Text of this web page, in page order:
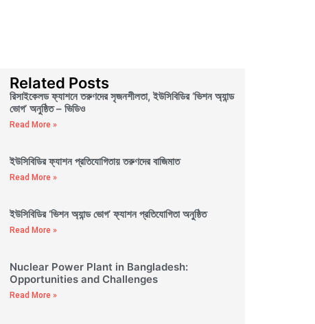
Related Posts
রিসাইকেলড ফ্যাশনে তরুণদের সৃজনশীলতা, ইউসিবিডির ‘ভিশন অ্যান্ড
ভোগ’ অনুষ্ঠিত – ভিডিও
Read More »
ইউসিবিডির ফ্যাশন প্রতিযোগিতায় তরুণদের বাজিমাত
Read More »
ইউসিবিডির ‘ভিশন অ্যান্ড ভোগ’ ফ্যাশন প্রতিযোগিতা অনুষ্ঠিত
Read More »
Nuclear Power Plant in Bangladesh:
Opportunities and Challenges
Read More »